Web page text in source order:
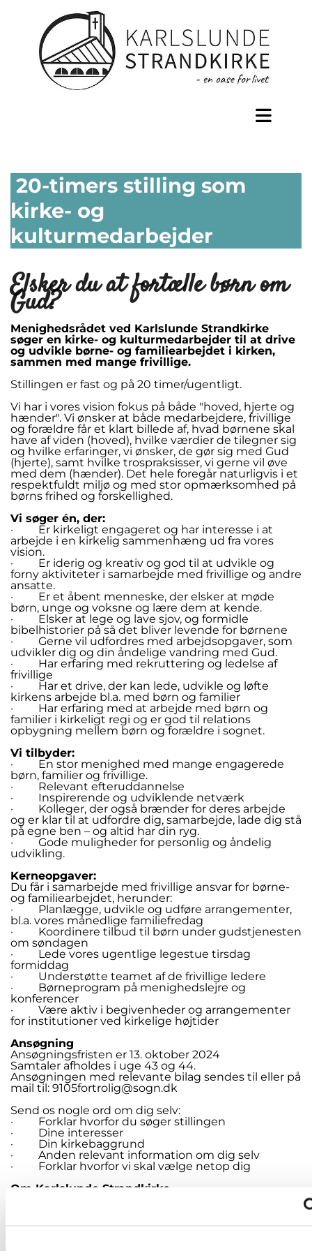
20-timers stilling som
kirke- og
kulturmedarbejder
Elsker du at fortælle børn om
Gud?
Menighedsrådet ved Karlslunde Strandkirke
søger en kirke- og kulturmedarbejder til at drive
og udvikle børne- og familiearbejdet i kirken,
sammen med mange frivillige.
Stillingen er fast og på 20 timer/ugentligt.
Vi har i vores vision fokus på både "hoved, hjerte og
hænder". Vi ønsker at både medarbejdere, frivillige
og forældre får et klart billede af, hvad børnene skal
have af viden (hoved), hvilke værdier de tilegner sig
og hvilke erfaringer, vi ønsker, de gør sig med Gud
(hjerte), samt hvilke trospraksisser, vi gerne vil øve
med dem (hænder). Det hele foregår naturligvis i et
respektfuldt miljø og med stor opmærksomhed på
børns frihed og forskellighed.
Vi søger én, der:
· Er kirkeligt engageret og har interesse i at
arbejde i en kirkelig sammenhæng ud fra vores
vision.
· Er iderig og kreativ og god til at udvikle og
forny aktiviteter i samarbejde med frivillige og andre
ansatte.
· Er et åbent menneske, der elsker at møde
børn, unge og voksne og lære dem at kende.
· Elsker at lege og lave sjov, og formidle
bibelhistorier på så det bliver levende for børnene
· Gerne vil udfordres med arbejdsopgaver, som
udvikler dig og din åndelige vandring med Gud.
· Har erfaring med rekruttering og ledelse af
frivillige
· Har et drive, der kan lede, udvikle og løfte
kirkens arbejde bl.a. med børn og familier
· Har erfaring med at arbejde med børn og
familier i kirkeligt regi og er god til relations
opbygning mellem børn og forældre i sognet.
Vi tilbyder:
· En stor menighed med mange engagerede
børn, familier og frivillige.
· Relevant efteruddannelse
· Inspirerende og udviklende netværk
· Kolleger, der også brænder for deres arbejde
og er klar til at udfordre dig, samarbejde, lade dig stå
på egne ben – og altid har din ryg.
· Gode muligheder for personlig og åndelig
udvikling.
Kerneopgaver:
Du får i samarbejde med frivillige ansvar for børne-
og familiearbejdet, herunder:
· Planlægge, udvikle og udføre arrangementer,
bl.a. vores månedlige familiefredag
· Koordinere tilbud til børn under gudstjenesten
om søndagen
· Lede vores ugentlige legestue tirsdag
formiddag
· Understøtte teamet af de frivillige ledere
· Børneprogram på menighedslejre og
konferencer
· Være aktiv i begivenheder og arrangementer
for institutioner ved kirkelige højtider
Ansøgning
Ansøgningsfristen er 13. oktober 2024
Samtaler afholdes i uge 43 og 44.
Ansøgningen med relevante bilag sendes til eller på
mail til: 9105fortrolig@sogn.dk
Send os nogle ord om dig selv:
· Forklar hvorfor du søger stillingen
· Dine interesser
· Din kirkebaggrund
· Anden relevant information om dig selv
· Forklar hvorfor vi skal vælge netop dig
Om Karlslunde Strandkirke.